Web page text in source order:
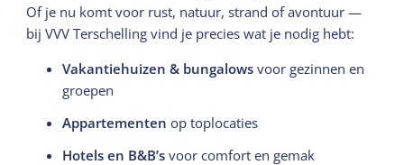
Of je nu komt voor rust, natuur, strand of avontuur —
bij VVV Terschelling vind je precies wat je nodig hebt:
Vakantiehuizen & bungalows voor gezinnen en
groepen
Appartementen op toplocaties
Hotels en B&B’s voor comfort en gemak